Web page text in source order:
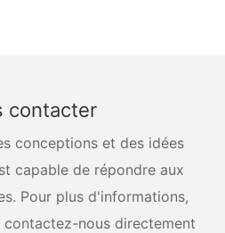
contacter
conceptions et des idées
capable de répondre aux
Pour plus d'informations,
nous directement